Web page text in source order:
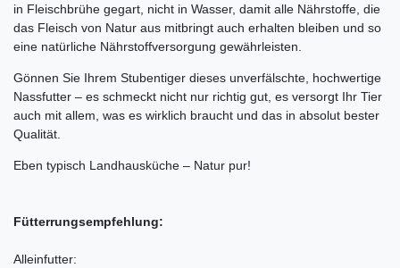
in Fleischbrühe gegart, nicht in Wasser, damit alle Nährstoffe, die
das Fleisch von Natur aus mitbringt auch erhalten bleiben und so
eine natürliche Nährstoffversorgung gewährleisten.
Gönnen Sie Ihrem Stubentiger dieses unverfälschte, hochwertige
Nassfutter – es schmeckt nicht nur richtig gut, es versorgt Ihr Tier
auch mit allem, was es wirklich braucht und das in absolut bester
Qualität.
Eben typisch Landhausküche – Natur pur!
Fütterrungsempfehlung:
Alleinfutter: